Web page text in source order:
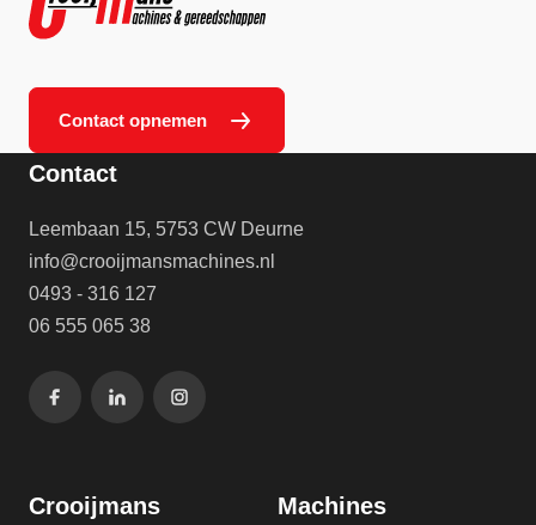
Contact opnemen
Contact
Leembaan 15, 5753 CW Deurne
info@crooijmansmachines.nl
0493 - 316 127
06 555 065 38
Crooijmans Machines